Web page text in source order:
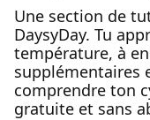
Une section de
DaysyDay. Tu
température, à
supplémentaires
comprendre ton
gratuite et sans